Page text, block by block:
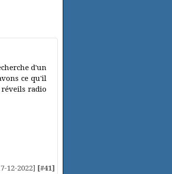
d'un
ce qu'il
radio
12-2022] [#41]